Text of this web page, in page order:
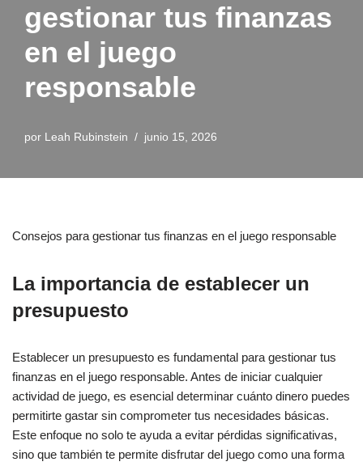
gestionar tus finanzas
en el juego
responsable
por Leah Rubinstein junio 15, 2026
Consejos para gestionar tus finanzas en el juego responsable
La importancia de establecer un
presupuesto
Establecer un presupuesto es fundamental para gestionar tus
finanzas en el juego responsable. Antes de iniciar cualquier
actividad de juego, es esencial determinar cuánto dinero puedes
permitirte gastar sin comprometer tus necesidades básicas.
Este enfoque no solo te ayuda a evitar pérdidas significativas,
sino que también te permite disfrutar del juego como una forma